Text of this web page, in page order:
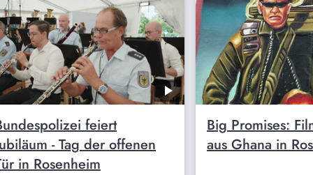
feiert
- Tag der offenen
in Rosenheim
Big Promises:
aus Ghana in